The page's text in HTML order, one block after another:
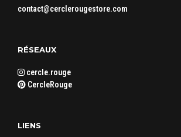
contact@cerclerougestore.com
RÉSEAUX
cercle.rouge
CercleRouge
LIENS